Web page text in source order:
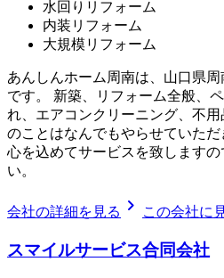
水回りリフォーム
内装リフォーム
大規模リフォーム
あんしんホーム周南は、山口県
です。 新築、リフォーム全般、
れ、エアコンクリーニング、不
のことはなんでもやらせていた
心を込めてサービスを致します
い。
会社の詳細を見る chevron_right この会社に
スマイルサービス合同会社